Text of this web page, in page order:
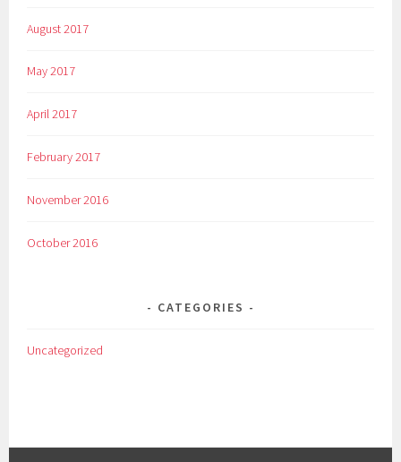
August 2017
May 2017
April 2017
February 2017
November 2016
October 2016
CATEGORIES
Uncategorized